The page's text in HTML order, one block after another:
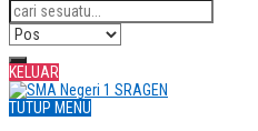
KELUAR
TUTUP MENU